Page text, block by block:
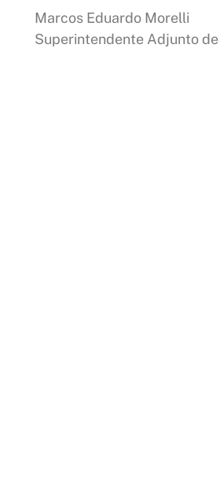
Marcos Eduardo Morelli
Superintendente Adjunto